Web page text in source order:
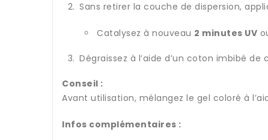
Sans retirer la couche de dispersion,
Catalysez à nouveau 2 minutes UV
Dégraissez à l’aide d’un coton imbibé de
Conseil :
Avant utilisation, mélangez le gel coloré à
Infos complémentaires :